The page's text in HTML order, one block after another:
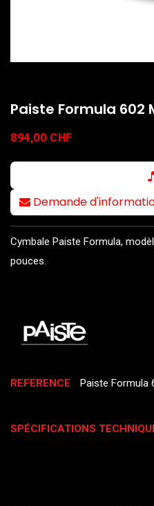
Paiste Formula 602
894,00 CHF
Demande
Cymbale Paiste Formula,
pouces.
REFERENCE Paiste Formula
SPÉCIFICATIONS